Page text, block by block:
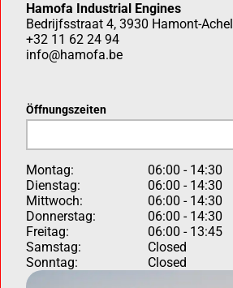
Hamofa Industrial Engines
Bedrijfsstraat 4, 3930 Hamont-Achel
+32 11 62 24 94
info@hamofa.be
Öffnungszeiten
Montag:
06:00 - 14:30
Dienstag:
06:00 - 14:30
Mittwoch:
06:00 - 14:30
Donnerstag:
06:00 - 14:30
Freitag:
06:00 - 13:45
Samstag:
Closed
Sonntag:
Closed